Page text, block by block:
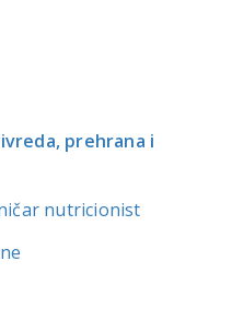
prehrana i
nutricionist